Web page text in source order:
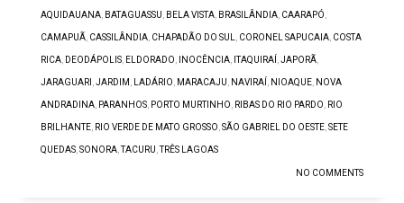
AQUIDAUANA, BATAGUASSU, BELA VISTA, BRASILÂNDIA, CAARAPÓ,
CAMAPUÃ, CASSILÂNDIA, CHAPADÃO DO SUL, CORONEL SAPUCAIA, COSTA
RICA, DEODÁPOLIS, ELDORADO, INOCÊNCIA, ITAQUIRAÍ ,JAPORÃ,
JARAGUARI ,JARDIM , LADÁRIO, MARACAJU, NAVIRAÍ , NIOAQUE, NOVA
ANDRADINA, PARANHOS, PORTO MURTINHO, RIBAS DO RIO PARDO, RIO
BRILHANTE, RIO VERDE DE MATO GROSSO,SÃO GABRIEL DO OESTE,SETE
QUEDAS,SONORA, TACURU, TRÊS LAGOAS
NO COMMENTS